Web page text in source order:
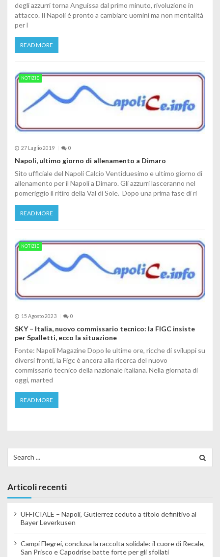
degli azzurri torna Anguissa dal primo minuto, rivoluzione in
attacco. Il Napoli è pronto a cambiare uomini ma non mentalità
per l
READ MORE
NOTIZIE
27 Luglio 2019 0
Napoli, ultimo giorno di allenamento a Dimaro
Sito ufficiale del Napoli Calcio Ventiduesimo e ultimo giorno di
allenamento per il Napoli a Dimaro. Gli azzurri lasceranno nel
pomeriggio il ritiro della Val di Sole. Dopo una prima fase di ri
READ MORE
NOTIZIE
15 Agosto 2023 0
SKY – Italia, nuovo commissario tecnico: la FIGC insiste
per Spalletti, ecco la situazione
Fonte: Napoli Magazine Dopo le ultime ore, ricche di sviluppi su
diversi fronti, la Figc è ancora alla ricerca del nuovo
commissario tecnico della nazionale italiana. Nella giornata di
oggi, marted
READ MORE
Articoli recenti
UFFICIALE – Napoli, Gutierrez ceduto a titolo definitivo al
Bayer Leverkusen
Campi Flegrei, conclusa la raccolta solidale: il cuore di Recale,
San Prisco e Capodrise batte forte per gli sfollati